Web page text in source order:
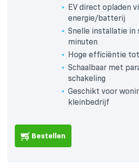
EV direct opladen
energie/batterij
Snelle installatie in
minuten
Hoge efficiëntie
Schaalbaar met
schakeling
Geschikt voor
kleinbedrijf
Bestellen